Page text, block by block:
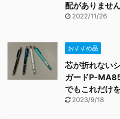
配がありません
2022/11/26
おすすめ品
芯が折れない
ガードP-
でもこれだけ
2023/9/18